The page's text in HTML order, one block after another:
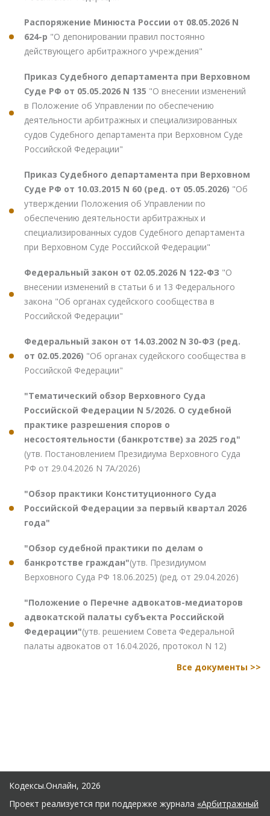
Распоряжение Минюста России от 08.05.2026 N
624-р "О депонировании правил постоянно
действующего арбитражного учреждения"
Приказ Судебного департамента при Верховном
Суде РФ от 05.05.2026 N 135 "О внесении изменений
в Положение об Управлении по обеспечению
деятельности арбитражных и специализированных
судов Судебного департамента при Верховном Суде
Российской Федерации"
Приказ Судебного департамента при Верховном
Суде РФ от 10.03.2015 N 60 (ред. от 05.05.2026) "Об
утверждении Положения об Управлении по
обеспечению деятельности арбитражных и
специализированных судов Судебного департамента
при Верховном Суде Российской Федерации"
Федеральный закон от 02.05.2026 N 122-ФЗ "О
внесении изменений в статьи 6 и 13 Федерального
закона "Об органах судейского сообщества в
Российской Федерации"
Федеральный закон от 14.03.2002 N 30-ФЗ (ред.
от 02.05.2026) "Об органах судейского сообщества в
Российской Федерации"
"Тематический обзор Верховного Суда
Российской Федерации N 5/2026. О судебной
практике разрешения споров о
несостоятельности (банкротстве) за 2025 год"
(утв. Постановлением Президиума Верховного Суда
РФ от 29.04.2026 N 7А/2026)
"Обзор практики Конституционного Суда
Российской Федерации за первый квартал 2026
года"
"Обзор судебной практики по делам о
банкротстве граждан"(утв. Президиумом
Верховного Суда РФ 18.06.2025) (ред. от 29.04.2026)
"Положение о Перечне адвокатов-медиаторов
адвокатской палаты субъекта Российской
Федерации"(утв. решением Совета Федеральной
палаты адвокатов от 16.04.2026, протокол N 12)
Все документы >>
Кодексы.Онлайн, 2026
Проект реализуется при поддержке журнала «Арбитражный